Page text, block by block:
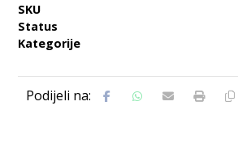
SKU
Status
Kategorije